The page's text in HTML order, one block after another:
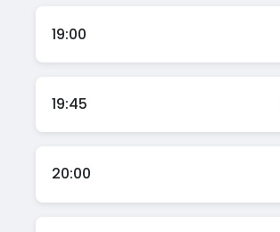
19:00
19:45
20:00